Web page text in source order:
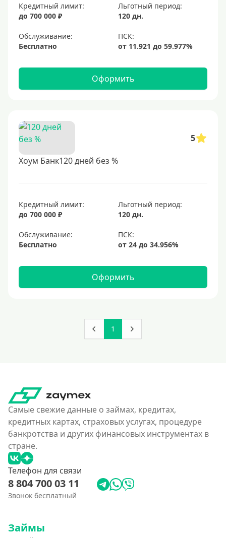
Кредитный лимит:
до 700 000 ₽
Льготный период:
120 дн.
Обслуживание:
Бесплатно
Оформить
5
Хоум Банк120 дней без %
Кредитный лимит:
до 700 000 ₽
Льготный период:
120 дн.
Обслуживание:
Бесплатно
Оформить
1
Самые свежие данные о займах, кредитах,
кредитных картах, страховых услугах, процедуре
банкротства и других финансовых инструментах в
стране.
Телефон для связи
8 804 700 03 11
Звонок бесплатный
Займы